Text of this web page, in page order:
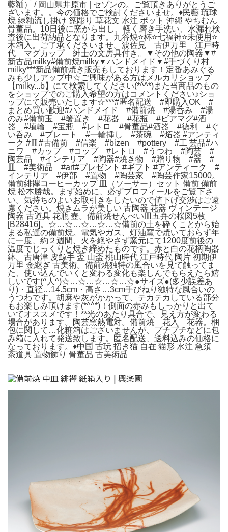
藍釉） / 岡山県井原市 | セゾンの。ご覧頂きありがとうご
ざいます。。今の価格でご検討くださいませ。♦民藝 琉球
焼 緑釉流し掛け 箆彫り 草花文 水注 ポット 沖縄 やちむん
骨董品。10日後に窯から出し、軽く磨き手洗い、水漏れ検
査後に出荷納品となります。九谷焼⭐️杯⭐️七福神⭐️未使用⭐️
木箱入。ご了承くださいませ。波佐見 古伊万里 江戸時
代 マグカップ 紳士の文房具付き。▼その他の陶器▼#
新古品milky#備前焼milky▼ハンドメイド▼#手づくり村
milky***新品備前焼き販売もしております！定番あみぐる
みも少しアップ中☆ご興味がある方はメルカリショップ
【milky...b】にて検索してください(*^^*)また当商品のもの
をショップでのご購入希望の方はコメントください♪ショ
ップにて販売いたします☆***#匿名配送 #即購入OK #
まとめ買い歓迎#ハンドメイド #備前焼 #湯呑み #湯
のみ#備前玉 #箸置き #花器 #花瓶 #ビアマグ#酒
器 #埴輪 #宝瓶 #レトロ #骨董品#酒器 #徳利 #ぐ
い呑み #プレート #一輪挿し #茶碗 #炻器 #アンティ
ーク #皿#古備前 #信楽 #bizen #pottery #工 芸品#ハ
ニワ #カップ #コップ #レトロ #うつわ #陶芸 #
陶芸品 #インテリア #陶器#焼き物 #贈り物 #器 #
皿 #美術品 #art#プレゼント #ギフト #アンティーク #
インテリア #伊部 #置物 #陶芸家 #陶芸作家15000。
備前緋襷コーヒーカップ 皿（ソーサー）セット 備前 備前
焼 松本勝哉。まず始めに、必ずプロフィールをご覧下さ
い。気持ちのよいお取引きをしたいので値下げ交渉はご遠
慮ください。焼きムラが美しい 古陶器 花器 ヴィンテージ
陶器 古道具 花瓶 壺。備前焼せんべい皿五弁の桜図5枚
[B28416]。☆…☆…☆…☆…☆備前の土を砕くことから始
まる私達の備前焼。電気やガス、灯油窯で焼いておらず年
に一度、約２週間、火を絶やさず窯元にて1200度前後の
温度でじっくりと焼き締めたものです。赤と白の花柄陶器
鉢。古唐津 皮鯨手 盃 山盃 桃山時代 江戸時代 陶片 初期伊
万里 金継ぎ 古美術。備前焼独特の風合いを見て触ってま
た、使い込んでいくと変わる変化も楽しんでもらえたら嬉
しいです(^人^)☆…☆…☆…☆…☆●サイズ●(多少誤差あ
り)・直径…14.5cm・高さ…3cm手びねり独特な風合いの
うつわです。胡麻や灰がかかって、テカテカしている部分
もお楽しみ頂けます(*^^*)！側面の赤みもしっかりと出て
いてオススメです！**光のあたり具合で、見え方が変わる
場合があります。陶芸窯熱電対。備前焼 花入 花器。梱
包に関して…化粧箱はございませんが、プチプチなどに包
み箱に入れて発送致します。匿名配送、送料込みの価格に
なっております。♦中国 古玩 招き猫 自在 猫形 水注 急須
茶道具 置物飾り 骨董品 古美術品